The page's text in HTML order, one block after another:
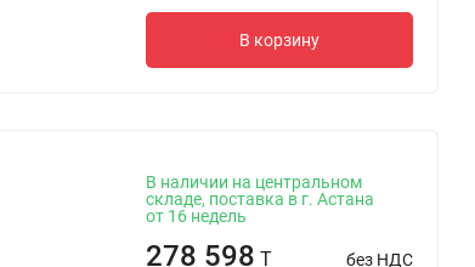
В корзину
В наличии на центральном
складе, поставка в г. Астана
от 16 недель
278 598 T без НДС